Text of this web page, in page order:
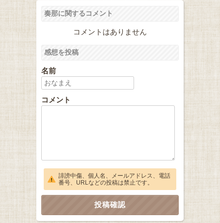
奏那に関するコメント
コメントはありません
感想を投稿
名前
コメント
誹謗中傷、個人名、メールアドレス、電話
番号、URLなどの投稿は禁止です。